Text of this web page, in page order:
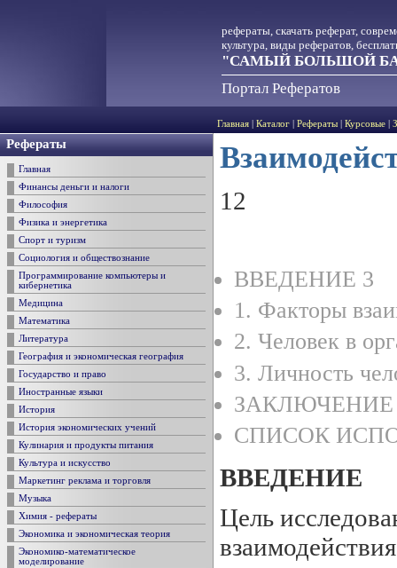
рефераты, скачать реферат,
культура, виды рефератов,
"САМЫЙ БОЛЬШОЙ
Портал Рефератов
Главная Каталог Рефераты Курсовые
Рефераты
Главная
Финансы деньги и налоги
Философия
Физика и энергетика
Спорт и туризм
Социология и обществознание
Программирование компьютеры и
кибернетика
Медицина
Математика
Литература
География и экономическая география
Государство и право
Иностранные языки
История
История экономических учений
Кулинария и продукты питания
Культура и искусство
Маркетинг реклама и торговля
Музыка
Химия - рефераты
Экономика и экономическая теория
Экономико-математическое
моделирование
12
ВВЕДЕНИЕ 3
1. Факторы
2. Человек в
3. Личность
ЗАКЛЮЧЕНИЕ
СПИСОК
ВВЕДЕНИЕ
Цель